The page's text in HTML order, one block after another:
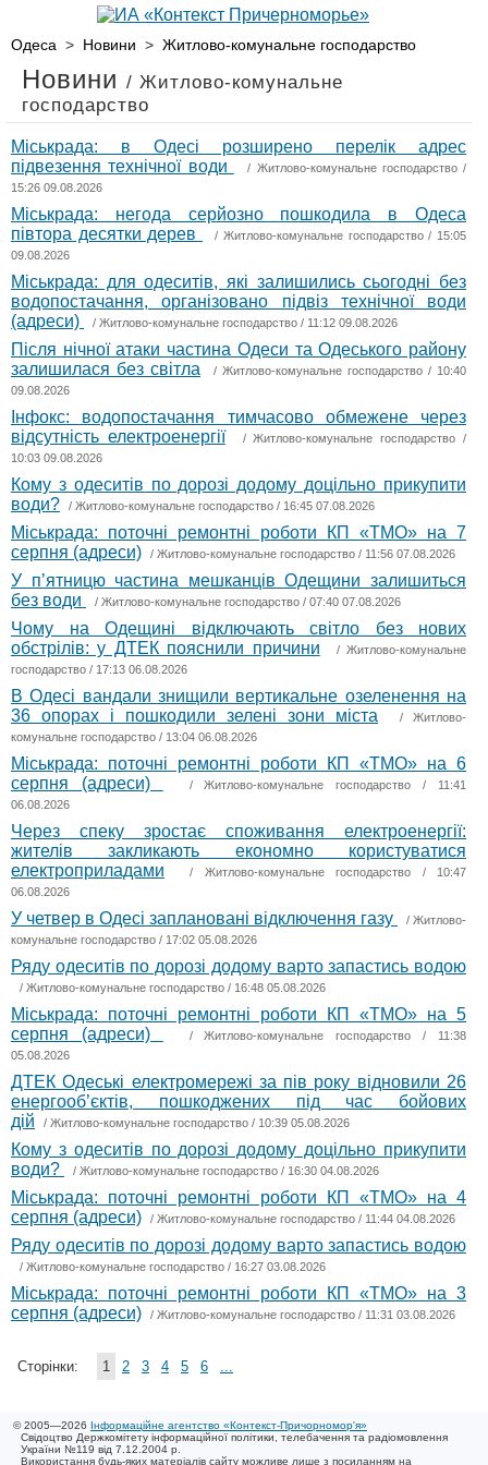
Одеса > Новини > Житлово-комунальне господарство
Новини / Житлово-комунальне
господарство
Міськрада: в Одесі розширено перелік адрес
підвезення технічної води
/ Житлово-комунальне господарство/
15:26 09.08.2026
Міськрада: негода серйозно пошкодила в Одеса
півтора десятки дерев
/Житлово-комунальне господарство/ 15:05
09.08.2026
Міськрада: для одеситів, які залишились сьогодні без
водопостачання, організовано підвіз технічної води
(адреси)
/ Житлово-комунальне господарство / 11:12 09.08.2026
Після нічної атаки частина Одеси та Одеського району
залишилася без світла
/ Житлово-комунальне господарство / 10:40
09.08.2026
Інфокс: водопостачання тимчасово обмежене через
відсутність електроенергії
/Житлово-комунальне господарство /
10:03 09.08.2026
Кому з одеситів по дорозі додому доцільно прикупити
води?
/ Житлово-комунальне господарство / 16:45 07.08.2026
Міськрада: поточні ремонтні роботи КП «ТМО» на 7
серпня (адреси)
/ Житлово-комунальне господарство / 11:56 07.08.2026
У пʼятницю частина мешканців Одещини залишиться
без води
/ Житлово-комунальне господарство / 07:40 07.08.2026
Чому на Одещині відключають світло без нових
обстрілів: у ДТЕК пояснили причини
/Житлово-комунальне
господарство / 17:13 06.08.2026
В Одесі вандали знищили вертикальне озеленення на
36 опорах і пошкодили зелені зони міста
/ Житлово-
комунальне господарство / 13:04 06.08.2026
Міськрада: поточні ремонтні роботи КП «ТМО» на 6
серпня (адреси)
/Житлово-комунальне господарство / 11:41
06.08.2026
Через спеку зростає споживання електроенергії:
жителів закликають економно користуватися
електроприладами
/ Житлово-комунальне господарство / 10:47
06.08.2026
У четвер в Одесі заплановані відключення газу / Житлово-
комунальне господарство / 17:02 05.08.2026
Ряду одеситів по дорозі додому варто запастись водою
/ Житлово-комунальне господарство / 16:48 05.08.2026
Міськрада: поточні ремонтні роботи КП «ТМО» на 5
серпня (адреси)
/Житлово-комунальне господарство / 11:38
05.08.2026
ДТЕК Одеські електромережі за пів року відновили 26
енергооб’єктів, пошкоджених під час бойових
дій
/ Житлово-комунальне господарство / 10:39 05.08.2026
Кому з одеситів по дорозі додому доцільно прикупити
води?
/ Житлово-комунальне господарство / 16:30 04.08.2026
Міськрада: поточні ремонтні роботи КП «ТМО» на 4
серпня (адреси)
/ Житлово-комунальне господарство / 11:44 04.08.2026
Ряду одеситів по дорозі додому варто запастись водою
/ Житлово-комунальне господарство / 16:27 03.08.2026
Міськрада: поточні ремонтні роботи КП «ТМО» на 3
серпня (адреси)
/ Житлово-комунальне господарство / 11:31 03.08.2026
Сторінки: 1 2 3 4 5 6 ...
© 2005—2026 Інформаційне агентство «Контекст-Причорномор'я»
Свідоцтво Держкомітету інформаційної політики, телебачення та радіомовлення
України №119 від 7.12.2004 р.
Використання будь-яких матеріалів сайту можливе лише з посиланням на